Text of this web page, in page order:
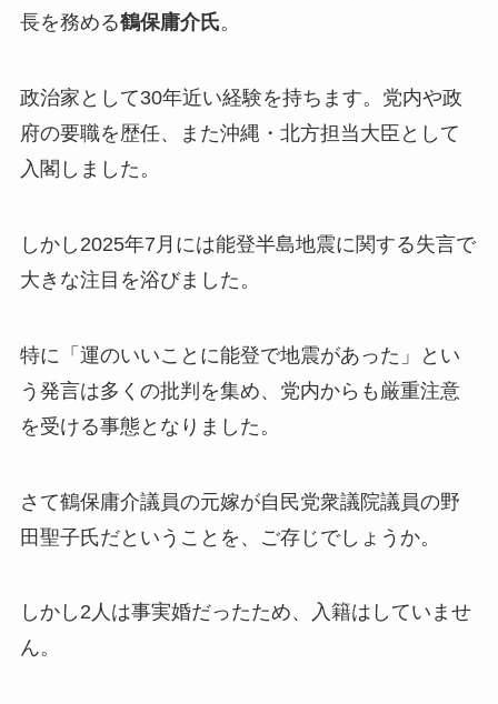
長を務める鶴保庸介氏。
政治家として30年近い経験を持ちます。党内や政
府の要職を歴任、また沖縄・北方担当大臣として
入閣しました。
しかし2025年7月には能登半島地震に関する失言で
大きな注目を浴びました。
特に「運のいいことに能登で地震があった」とい
う発言は多くの批判を集め、党内からも厳重注意
を受ける事態となりました。
さて鶴保庸介議員の元嫁が自民党衆議院議員の野
田聖子氏だということを、ご存じでしょうか。
しかし2人は事実婚だったため、入籍はしていませ
ん。